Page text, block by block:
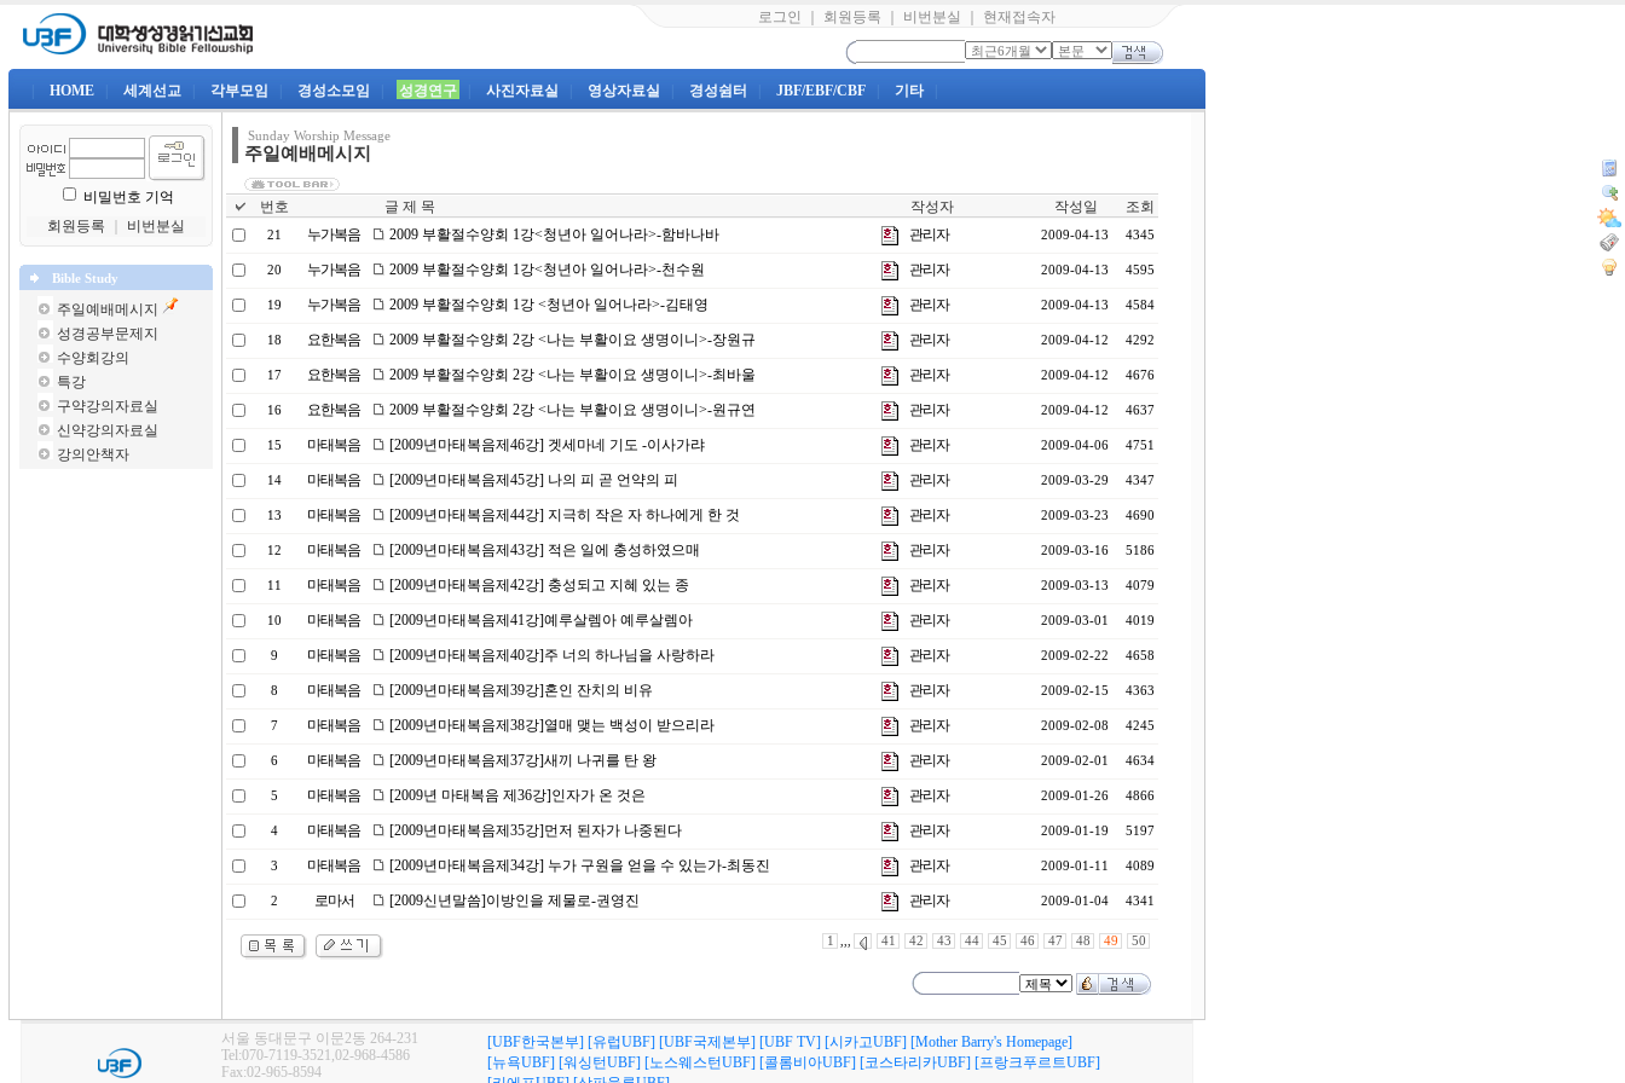
로그인 회원등록 비번분실 현재접속자
HOME 세계선교 각부모임 경성소모임 성경연구 사진자료실 영상자료실 경성쉼터 JBF/EBF/CBF 기타
비밀번호 기억
회원등록
비번분실
Bible Study
주일예배메시지
성경공부문제지
수양회강의
특강
구약강의자료실
신약강의자료실
강의안책자
Sunday Worship Message
주일예배메시지
번호 글 제 목 작성자 작성일 조회
21 누가복음 2009 부활절수양회 1강<청년아 일어나라>-함바나바 관리자 2009-04-13 4345
20 누가복음 2009 부활절수양회 1강<청년아 일어나라>-천수원 관리자 2009-04-13 4595
19 누가복음 2009 부활절수양회 1강 <청년아 일어나라>-김태영 관리자 2009-04-13 4584
18 요한복음 2009 부활절수양회 2강 <나는 부활이요 생명이니>-장원규 관리자 2009-04-12 4292
17 요한복음 2009 부활절수양회 2강 <나는 부활이요 생명이니>-최바울 관리자 2009-04-12 4676
16 요한복음 2009 부활절수양회 2강 <나는 부활이요 생명이니>-원규연 관리자 2009-04-12 4637
15 마태복음 [2009년마태복음제46강] 겟세마네 기도 -이사가랴 관리자 2009-04-06 4751
14 마태복음 [2009년마태복음제45강] 나의 피 곧 언약의 피 관리자 2009-03-29 4347
13 마태복음 [2009년마태복음제44강] 지극히 작은 자 하나에게 한 것 관리자 2009-03-23 4690
12 마태복음 [2009년마태복음제43강] 적은 일에 충성하였으매 관리자 2009-03-16 5186
11 마태복음 [2009년마태복음제42강] 충성되고 지혜 있는 종 관리자 2009-03-13 4079
10 마태복음 [2009년마태복음제41강]예루살렘아 예루살렘아 관리자 2009-03-01 4019
9 마태복음 [2009년마태복음제40강]주 너의 하나님을 사랑하라 관리자 2009-02-22 4658
8 마태복음 [2009년마태복음제39강]혼인 잔치의 비유 관리자 2009-02-15 4363
7 마태복음 [2009년마태복음제38강]열매 맺는 백성이 받으리라 관리자 2009-02-08 4245
6 마태복음 [2009년마태복음제37강]새끼 나귀를 탄 왕 관리자 2009-02-01 4634
5 마태복음 [2009년 마태복음 제36강]인자가 온 것은 관리자 2009-01-26 4866
4 마태복음 [2009년마태복음제35강]먼저 된자가 나중된다 관리자 2009-01-19 5197
3 마태복음 [2009년마태복음제34강] 누가 구원을 얻을 수 있는가-최동진 관리자 2009-01-11 4089
2 로마서 [2009신년말씀]이방인을 제물로-권영진 관리자 2009-01-04 4341
1 ,,, 41 42 43 44 45 46 47 48 49 50
서울 동대문구 이문2동 264-231
Tel:070-7119-3521,02-968-4586
Fax:02-965-8594
[UBF한국본부] [유럽UBF] [UBF국제본부] [UBF TV] [시카고UBF] [Mother Barry's Homepage]
[뉴욕UBF] [워싱턴UBF] [노스웨스턴UBF] [콜롬비아UBF] [코스타리카UBF] [프랑크푸르트UBF]